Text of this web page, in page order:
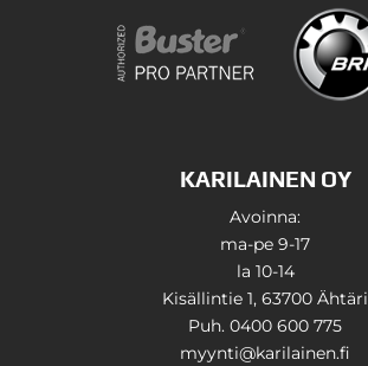
KARILAINEN OY
Avoinna:
ma-pe 9-17
la 10-14
Kisällintie 1, 63700 Ähtäri
Puh. 0400 600 775
myynti@karilainen.fi